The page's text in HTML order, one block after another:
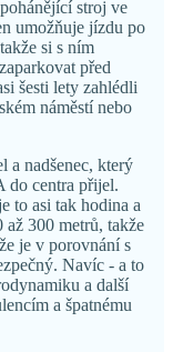
stroj ve
umožňuje jízdu po
si s ním
před
šesti lety zahlédli
náměstí nebo
a nadšenec, který
do centra přijel.
to asi tak hodina a
300 metrů, takže
je v porovnání s
Navíc - a to
a další
a špatnému